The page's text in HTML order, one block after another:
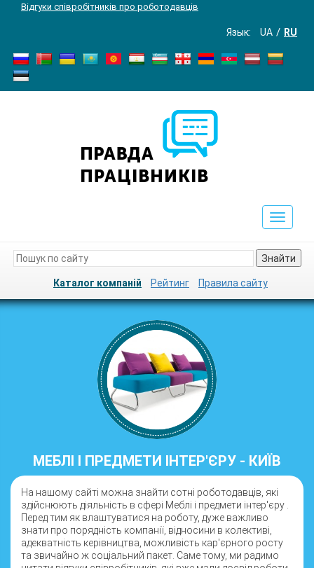
Відгуки співробітників про роботодавців
Язык: UA RU
Toggle
Знайти
Каталог компаній Рейтинг Правила сайту
МЕБЛІ І ПРЕДМЕТИ ІНТЕР'ЄРУ - КИЇВ
На нашому сайті можна знайти сотні роботодавців, які
здійснюють діяльність в сфері Меблі і предмети інтер'єру .
Перед тим як влаштуватися на роботу, дуже важливо
знати про порядність компанії, відносини в колективі,
адекватність керівництва, можливість кар'єрного росту
та звичайно ж соціальний пакет. Саме тому, ми радимо